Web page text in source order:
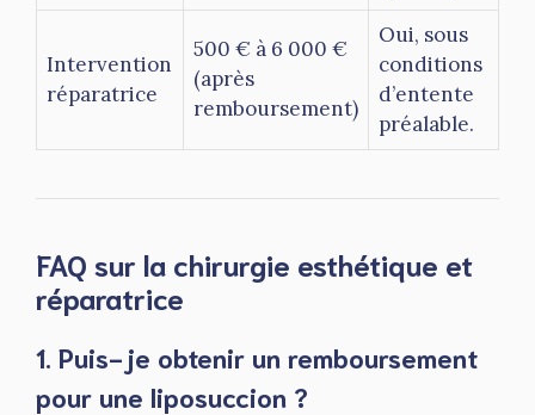
Intervention
réparatrice
500 € à 6 000 €
(après
remboursement)
Oui, sous
conditions
d’entente
préalable.
FAQ sur la chirurgie esthétique et
réparatrice
1. Puis-je obtenir un remboursement
pour une liposuccion ?